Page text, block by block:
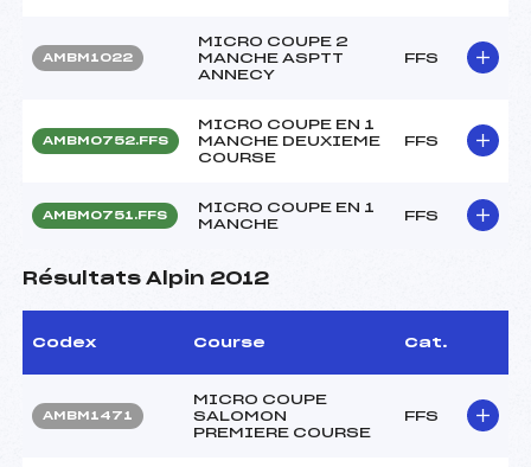
AMBM1022
MICRO COUPE 2
MANCHE ASPTT
ANNECY
FFS
AMBM0752.FFS
MICRO COUPE EN 1
MANCHE DEUXIEME
COURSE
FFS
AMBM0751.FFS
MICRO COUPE EN 1
MANCHE
FFS
Résultats Alpin 2012
Codex Course Cat.
AMBM1471
MICRO COUPE
SALOMON
PREMIERE COURSE
FFS